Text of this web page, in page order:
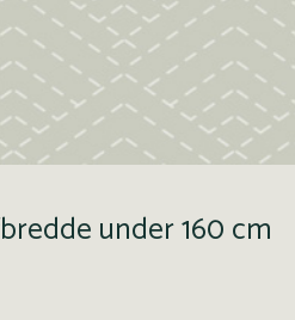
under 160 cm